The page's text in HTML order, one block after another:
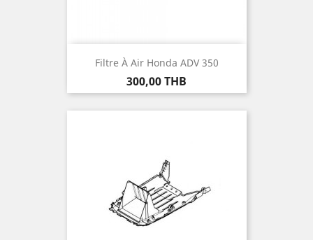
Filtre À Air Honda ADV 350
Prix
300,00 THB